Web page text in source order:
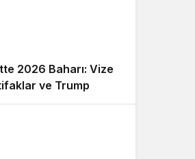
2026 Baharı: Vize
ve Trump